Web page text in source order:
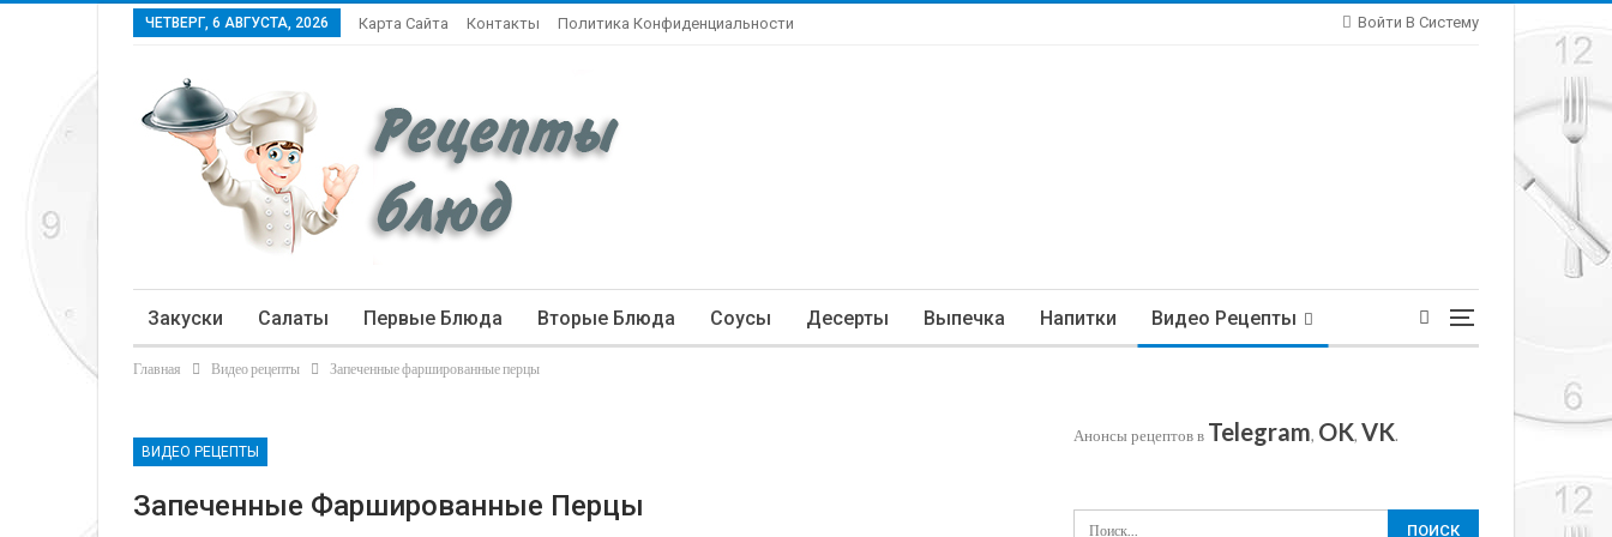
Войти В Систему
ЧЕТВЕРГ, 6 АВГУСТА, 2026 Карта Сайта Контакты Политика Конфиденциальности
Закуски Салаты Первые Блюда Вторые Блюда Соусы Десерты Выпечка Напитки Видео Рецепты
Статьи
Главная Видео рецепты Запеченные фаршированные перцы
ВИДЕО РЕЦЕПТЫ
Запеченные Фаршированные Перцы
Анонсы рецептов в Telegram, OK, VK.